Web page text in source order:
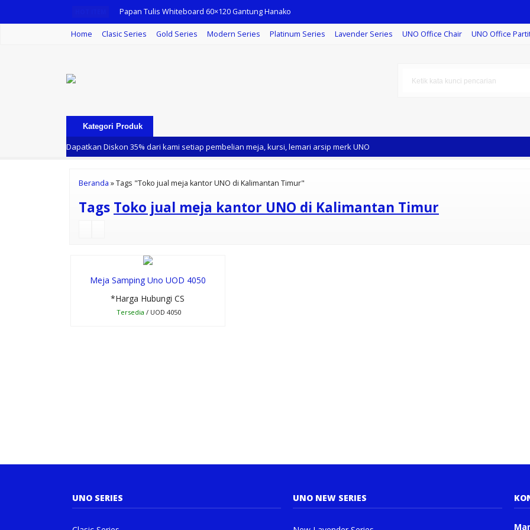
Papan Tulis Whiteboard 60×120 Gantung Hanako
Kursi Kantor Uno Tokyo MAP
Laci Gantung Uno UFD 2153
Meja Samping Uno UOD 4050
Home Clasic Series Gold Series Modern Series Platinum Series Lavender Series UNO Office Chair UNO Office
Kategori Produk
Dapatkan Diskon 35% dari kami setiap pembelian meja, kursi, lemari arsip merk UNO
Beranda »Tags "Toko jual meja kantor UNO di Kalimantan Timur"
Tags Toko jual meja kantor UNO di Kalimantan Timur
Meja Samping Uno UOD 4050
*Harga Hubungi CS
Tersedia / UOD 4050
UNO SERIES UNO NEW SERIES